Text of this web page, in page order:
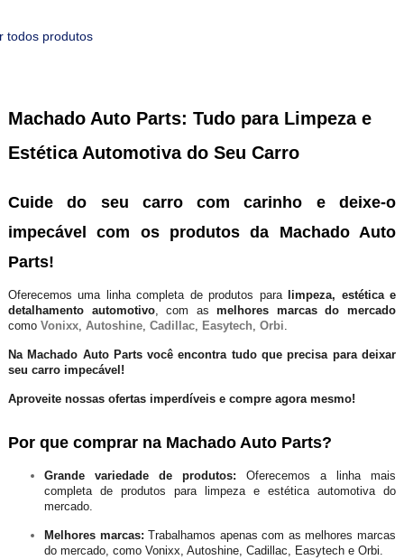
todos produtos
Machado Auto Parts: Tudo para Limpeza e
Estética Automotiva do Seu Carro
Cuide do seu carro com carinho e deixe-o
impecável com os produtos da Machado Auto
Parts!
Oferecemos uma linha completa de produtos para limpeza, estética e
detalhamento automotivo, com asmelhores marcas do mercado
como Vonixx, Autoshine, Cadillac, Easytech Orbi
Na Machado Auto Parts você encontra tudo que precisa para deixar
seu carro impecável!
Aproveite nossas ofertas imperdíveis e compre agora mesmo!
Por que comprar na Machado Auto Parts?
Grande variedade de produtos: Oferecemos a linha mais
completa de produtos para limpeza e estética automotiva do
mercado.
Melhores marcas: Trabalhamos apenas com as melhores marcas
do mercado, como Vonixx, Autoshine, Cadillac, Easytech e Orbi.